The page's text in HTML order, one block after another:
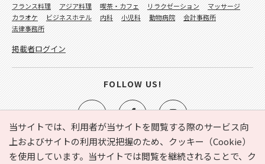
当サイトでは、利用者が当サイトを閲覧する際のサービス向
上およびサイトの利用状況把握のため、クッキー（Cookie）
を使用しています。当サイトでは閲覧を継続されることで、ク
e-NAVITA（イーナビタ）とは？ お気に入り
ヘルプ
フランス料理
アジア料理 喫茶・カフェ リラクゼーション
マッサージ
カラオケ
ビジネスホテル 内科 小児科 動物病院
会計事務所
法律事務所
掲載者ログイン
FOLLOW US!